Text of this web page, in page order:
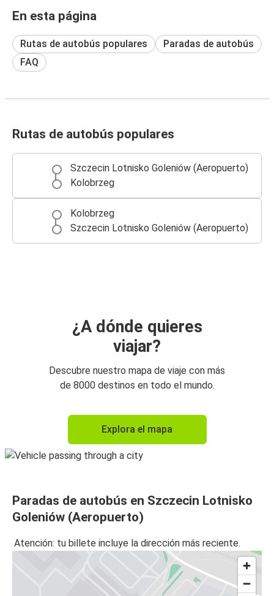
En esta página
Rutas de autobús populares
Paradas de autobús
FAQ
Rutas de autobús populares
Szczecin Lotnisko Goleniów (Aeropuerto)
Kolobrzeg
Kolobrzeg
Szczecin Lotnisko Goleniów (Aeropuerto)
¿A dónde quieres
viajar?
Descubre nuestro mapa de viaje con más
de 8000 destinos en todo el mundo.
Explora el mapa
Paradas de autobús en Szczecin Lotnisko
Goleniów (Aeropuerto)
Atención: tu billete incluye la dirección más reciente.